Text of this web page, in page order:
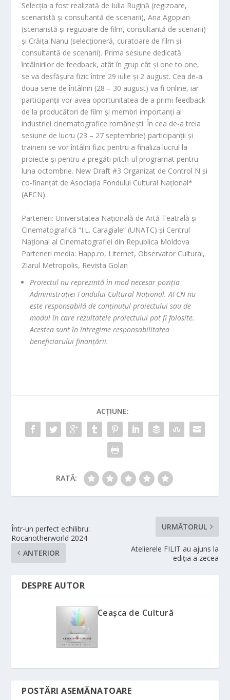
Selecția a fost realizată de Iulia Rugină (regizoare,
scenaristă și consultantă de scenarii), Ana Agopian
(scenaristă și regizoare de film, consultantă de scenarii)
și Crăița Nanu (selecționeră, curatoare de film și
consultantă de scenarii). Prima sesiune dedicată
întâlnirilor de feedback, atât în grup cât și one to one,
se va desfășura fizic între 29 iulie și 2 august. Cea de-a
doua serie de întâlniri (28 – 30 august) va fi online, iar
participanții vor avea oportunitatea de a primi feedback
de la producători de film și membri importanți ai
industriei cinematografice românești. În cea de-a treia
sesiune de lucru (23 – 27 septembrie) participanții și
trainerii se vor întâlni fizic pentru a finaliza lucrul la
proiecte și pentru a pregăti pitch-ul programat pentru
luna octombrie. New Draft #3 Organizat de Control N și
co-finanțat de Asociația Fondului Cultural Național*
(AFCN).
Parteneri: Universitatea Națională de Artă Teatrală și
Cinematografică “I.L. Caragiale” (UNATC) și Centrul
Național al Cinematografiei din Republica Moldova
Parteneri media: Happ.ro, Liternet, Observator Cultural,
Ziarul Metropolis, Revista Golan
Proiectul nu reprezintă în mod necesar poziția
Administrației Fondului Cultural Național. AFCN nu
este responsabilă de conținutul proiectului sau de
modul în care rezultatele proiectului pot fi folosite.
Acestea sunt în întregime responsabilitatea
beneficiarului finanțării.
ACȚIUNE:
RATĂ:
Într-un perfect echilibru:
Rocanotherworld 2024
ANTERIOR
URMĂTORUL
Atelierele FILIT au ajuns la
ediția a zecea
DESPRE AUTOR
Ceașca de Cultură
POSTĂRI ASEMĂNATOARE